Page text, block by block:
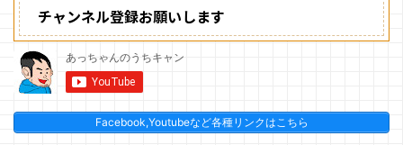
チャンネル登録お願いします
Facebook,Youtubeなど各種リンクはこちら